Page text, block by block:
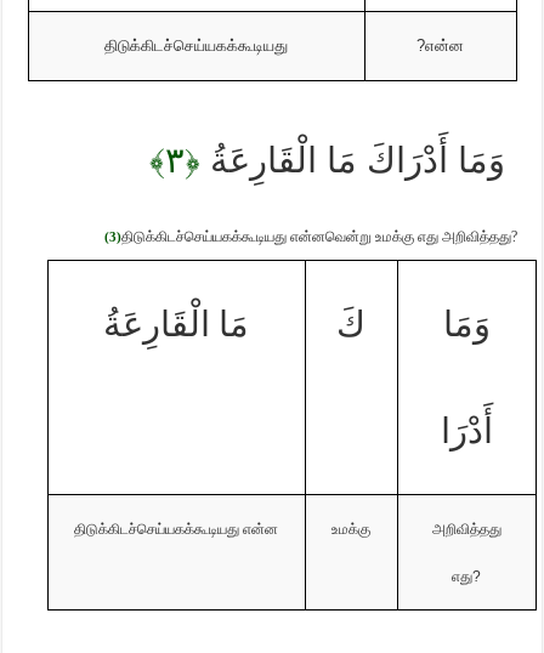
என்ன
?
திடுக்கிடச்செய்யகக்கூடியது
وَمَا أَدْرَاكَ مَا الْقَارِعَةُ ﴿٣﴾
(3)திடுக்கிடச்செய்யகக்கூடியது என்னவென்று உமக்கு எது அறிவித்தது?
مَا الْقَارِعَةُ كَ وَمَا
أَدْرَا
திடுக்கிடச்செய்யகக்கூடியது என்ன உமக்கு அறிவித்தது
எது?